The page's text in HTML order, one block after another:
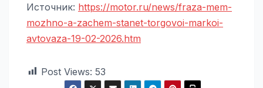
Источник: https://motor.ru/news/fraza-mem-
mozhno-a-zachem-stanet-torgovoi-markoi-
avtovaza-19-02-2026.htm
Post Views: 53